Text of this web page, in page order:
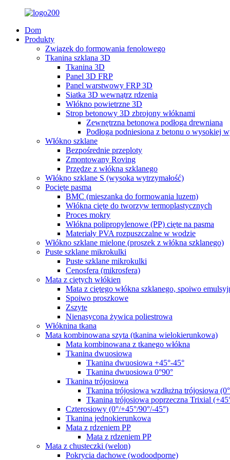
Dom
Produkty
Związek do formowania fenolowego
Tkanina szklana 3D
Tkanina 3D
Panel 3D FRP
Panel warstwowy FRP 3D
Siatka 3D wewnątrz rdzenia
Włókno powietrzne 3D
Strop betonowy 3D zbrojony włóknami
Zewnętrzna betonowa podłoga drewniana
Podłoga podniesiona z betonu o wysokiej
Włókno szklane
Bezpośrednie przeploty
Zmontowany Roving
Przędze z włókna szklanego
Włókno szklane S (wysoka wytrzymałość)
Pocięte pasma
BMC (mieszanka do formowania luzem)
Włókna cięte do tworzyw termoplastycznych
Proces mokry
Włókna polipropylenowe (PP) cięte na pasma
Materiały PVA rozpuszczalne w wodzie
Włókno szklane mielone (proszek z włókna szklanego)
Puste szklane mikrokulki
Puste szklane mikrokulki
Cenosfera (mikrosfera)
Mata z ciętych włókien
Mata z ciętego włókna szklanego, spoiwo
Spoiwo proszkowe
Zszyte
Nienasycona żywica poliestrowa
Włóknina tkana
Mata kombinowana szyta (tkanina wielokierunkowa)
Mata kombinowana z tkanego włókna
Tkanina dwuosiowa
Tkanina dwuosiowa +45°-45°
Tkanina dwuosiowa 0°90°
Tkanina trójosiowa
Tkanina trójosiowa wzdłużna trójosiowa
Tkanina trójosiowa poprzeczna Trixial
Czterosiowy (0°/+45°/90°/-45°)
Tkanina jednokierunkowa
Mata z rdzeniem PP
Mata z rdzeniem PP
Mata z chusteczki (welon)
Pokrycia dachowe (wodoodporne)